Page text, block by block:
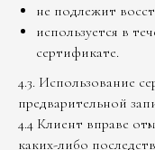
не подлежит
используется в
сертификате.
4.3. Использование
предварительной
4.4 Клиент вправе
каких-либо